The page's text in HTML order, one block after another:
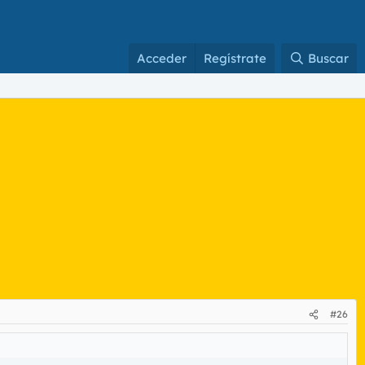
Acceder Regístrate Buscar
#26